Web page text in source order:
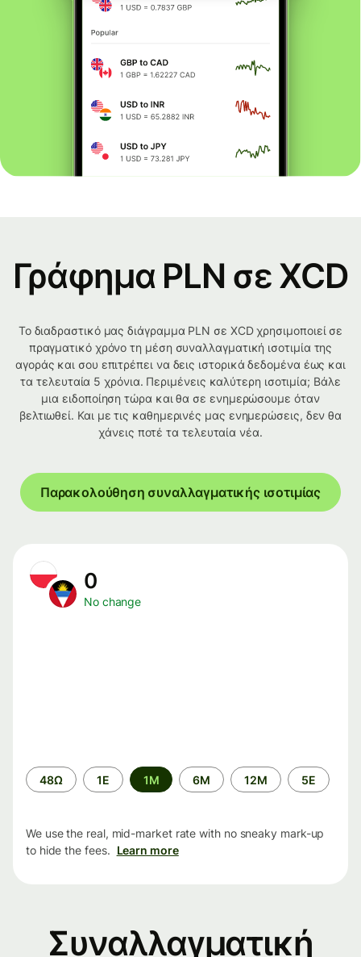
Γράφημα PLN σε XCD
Το διαδραστικό μας διάγραμμα PLN σε XCD χρησιμοποιεί σε
πραγματικό χρόνο τη μέση συναλλαγματική ισοτιμία της
αγοράς και σου επιτρέπει να δεις ιστορικά δεδομένα έως και
τα τελευταία 5 χρόνια. Περιμένεις καλύτερη ισοτιμία; Βάλε
μια ειδοποίηση τώρα και θα σε ενημερώσουμε όταν
βελτιωθεί. Και με τις καθημερινές μας ενημερώσεις, δεν θα
χάνεις ποτέ τα τελευταία νέα.
Παρακολούθηση συναλλαγματικής ισοτιμίας
0
No change
Time
period
48Ω 1Ε 1M 6M 12M 5Ε
We use the real, mid-market rate with no sneaky mark-up
to hide the fees. Learn more
Συναλλαγματική